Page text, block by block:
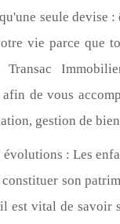
seule devise
vie parce que
de vous
gestion de
: Les
son
est vital de savoir